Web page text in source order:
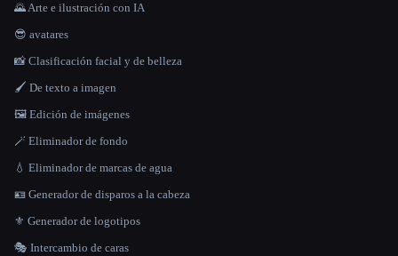
🌄 Arte e ilustración con IA
😎 avatares
📸 Clasificación facial y de belleza
🖌️ De texto a imagen
🖼️ Edición de imágenes
🪄 Eliminador de fondo
💧 Eliminador de marcas de agua
🪪 Generador de disparos a la cabeza
⚜️ Generador de logotipos
🎭 Intercambio de caras